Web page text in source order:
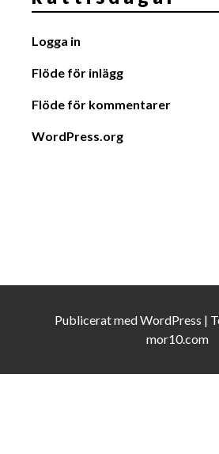
Logga in
Flöde för inlägg
Flöde för kommentarer
WordPress.org
Publicerat medWordPress |
mor10.com